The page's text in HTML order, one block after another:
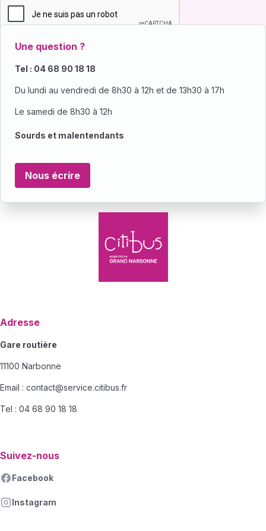
Une question ?
Tel : 04 68 90 18 18
Du lundi au vendredi de 8h30 à 12h et de 13h30 à 17h
Le samedi de 8h30 à 12h
Sourds et malentendants
Nous écrire
Adresse
Gare routière
11100 Narbonne
Email : contact@service.citibus.fr
Tel : 04 68 90 18 18
Suivez-nous
Facebook
Instagram